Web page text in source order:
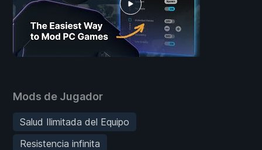
Mods de Jugador
Salud Ilimitada del Equipo
Resistencia infinita